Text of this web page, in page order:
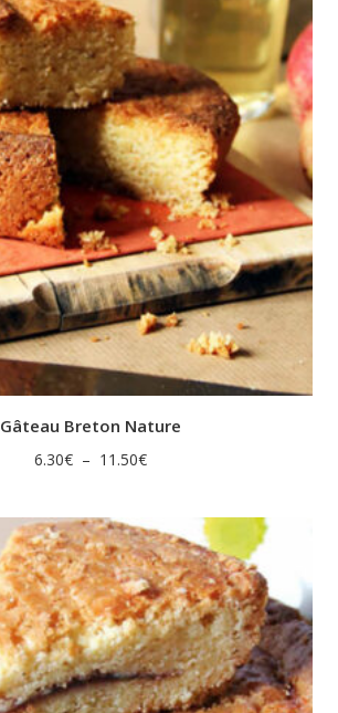
Gâteau Breton Nature
6.30€ – 11.50€Plage
6.30€
à
11.50€